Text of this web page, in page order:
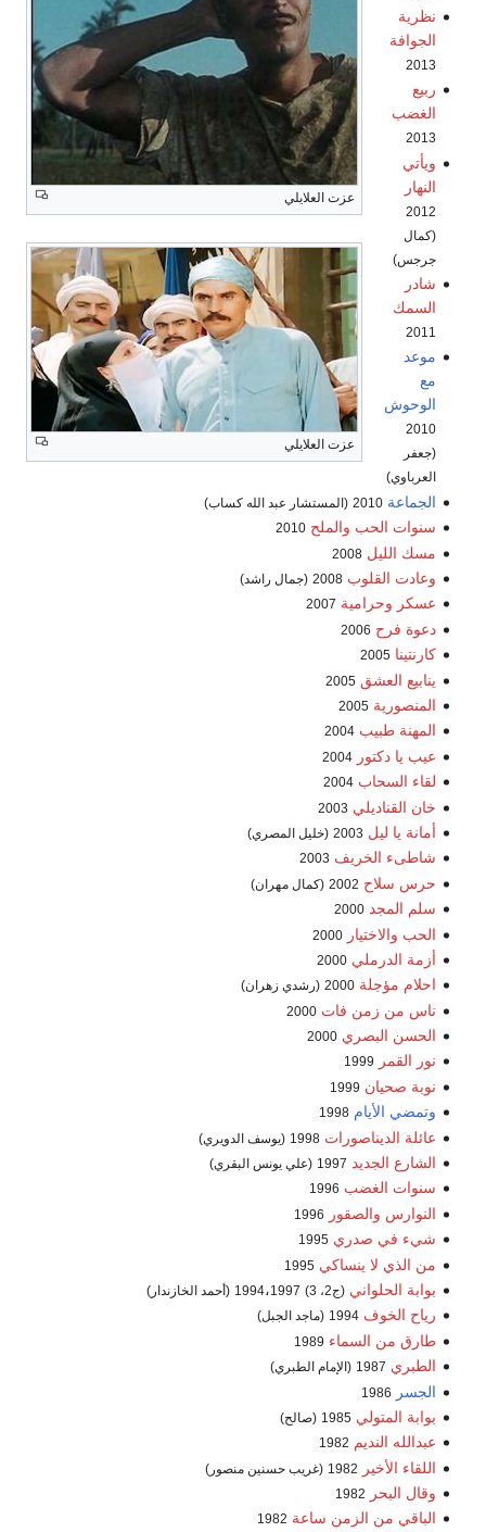
عزت العلايلي
عزت العلايلي
نظرية
الجوافة
2013
ربيع
الغضب
2013
ويأتي
النهار
2012
(كمال
جرجس)
شادر
السمك
2011
موعد
مع
الوحوش
2010
(جعفر
العرباوي)
الجماعة 2010 (المستشار عبد الله كساب)
سنوات الحب والملح 2010
مسك الليل 2008
وعادت القلوب 2008 (جمال راشد)
عسكر وحرامية 2007
دعوة فرح 2006
كارنتينا 2005
ينابيع العشق 2005
المنصورية 2005
المهنة طبيب 2004
عيب يا دكتور 2004
لقاء السحاب 2004
خان القناديلي 2003
أمانة يا ليل 2003 (خليل المصري)
شاطىء الخريف 2003
حرس سلاح 2002 (كمال مهران)
سلم المجد 2000
الحب والاختيار 2000
أزمة الدرملي 2000
احلام مؤجلة 2000 (رشدي زهران)
ناس من زمن فات 2000
الحسن البصري 2000
نور القمر 1999
نوبة صحيان 1999
وتمضي الأيام 1998
عائلة الديناصورات 1998 (يوسف الدويري)
الشارع الجديد 1997 (علي يونس البقري)
سنوات الغضب 1996
النوارس والصقور 1996
شيء في صدري 1995
من الذي لا ينساكي 1995
بوابة الحلواني (ج2، 3) 1994،1997 (أحمد الخازندار)
رياح الخوف 1994 (ماجد الجبل)
طارق من السماء 1989
الطبري 1987 (الإمام الطبري)
الجسر 1986
بوابة المتولي 1985 (صالح)
عبدالله النديم 1982
اللقاء الأخير 1982 (غريب حسنين منصور)
وقال البحر 1982
الباقي من الزمن ساعة 1982